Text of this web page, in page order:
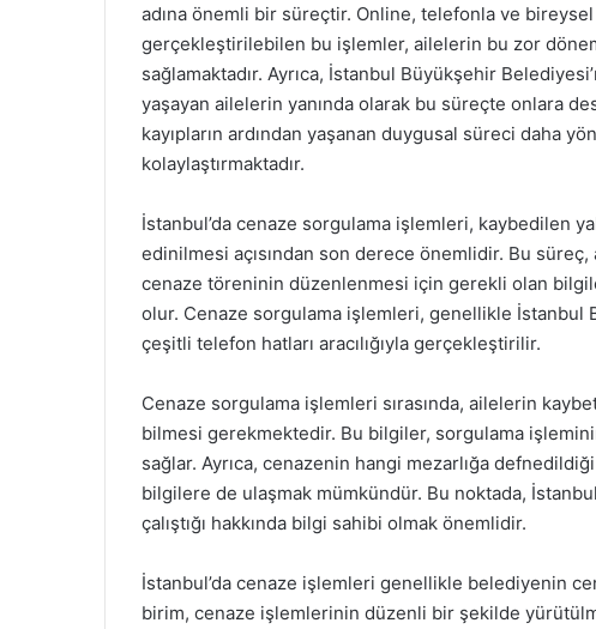
adına önemli bir süreçtir. Online, telefonla ve
gerçekleştirilebilen bu işlemler, ailelerin bu zor
sağlamaktadır. Ayrıca, İstanbul Büyükşehir
yaşayan ailelerin yanında olarak bu süreçte onlara
kayıpların ardından yaşanan duygusal süreci daha
kolaylaştırmaktadır.
İstanbul’da cenaze sorgulama işlemleri, kaybedilen
edinilmesi açısından son derece önemlidir. Bu süreç,
cenaze töreninin düzenlenmesi için gerekli olan
olur. Cenaze sorgulama işlemleri, genellikle İstanbul
çeşitli telefon hatları aracılığıyla gerçekleştirilir.
Cenaze sorgulama işlemleri sırasında, ailelerin
bilmesi gerekmektedir. Bu bilgiler, sorgulama
sağlar. Ayrıca, cenazenin hangi mezarlığa
bilgilere de ulaşmak mümkündür. Bu noktada,
çalıştığı hakkında bilgi sahibi olmak önemlidir.
İstanbul’da cenaze işlemleri genellikle belediyenin
birim, cenaze işlemlerinin düzenli bir şekilde